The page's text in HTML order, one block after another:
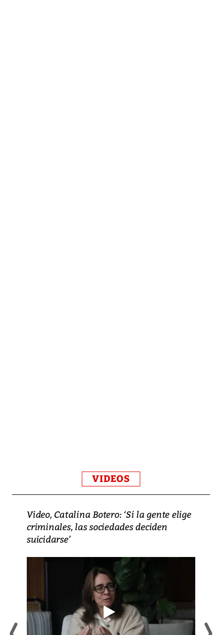
VIDEOS
Video, Catalina Botero: ‘Si la gente elige
criminales, las sociedades deciden
suicidarse’